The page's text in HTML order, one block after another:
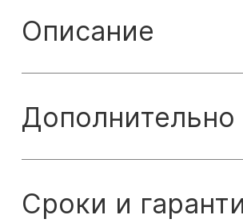
Описание
Дополнительно
Сроки и